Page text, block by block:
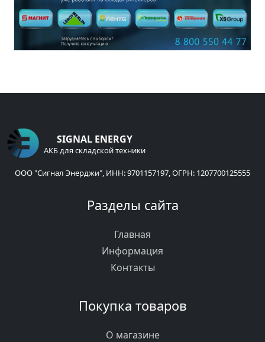
SIGNAL ENERGY
АКБ для складской техники
ООО "Сигнал Энерджи", ИНН: 9701157197, ОГРН: 1207700125555
Разделы сайта
Главная
Информация
Контакты
Покупка товаров
О магазине